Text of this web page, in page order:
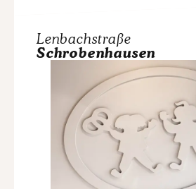
Lenbachstraße
Schrobenhausen